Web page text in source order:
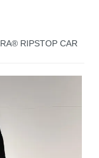
RIPSTOP CAR